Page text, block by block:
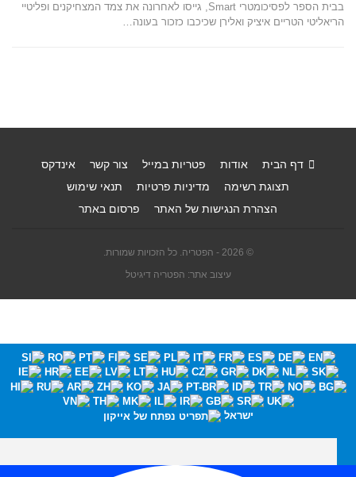
בבית הספר לפסיכומטרי Smart, גייסו לאחרונה את צמד המצחיקנים ופליטיי
הריאליטי הטריים איציק ואלירן שכיכבו כזכור בעונה…
דף הבית אודות פטריות במייל צור קשר
אינדקס
תצוגת רשימה
מדיניות פרטיות
תנאי שימוש
הצהרת הנגישות של האתר
פרסום באתר
© 2026 - הפטריה. כל הזכויות שמורות.
עיצוב אתר: הפטריה דיגיטל
ישראל